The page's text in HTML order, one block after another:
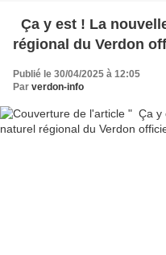
Ça y est ! La nouvelle
régional du Verdon
Publié le 30/04/2025 à 12:05
Par verdon-info